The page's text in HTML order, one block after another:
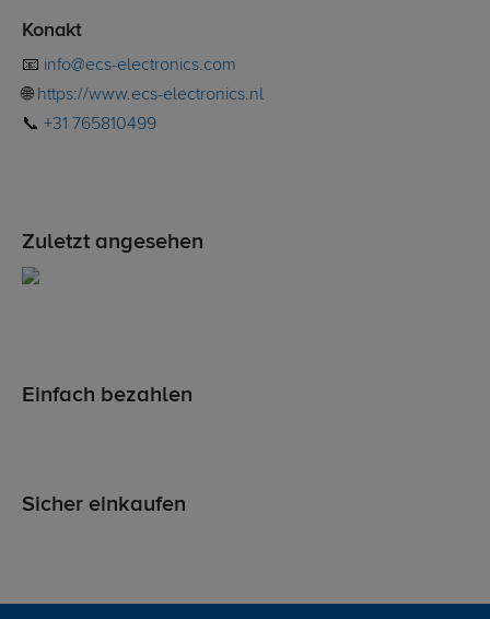
Konakt
📧 info@ecs-electronics.com
🌐 https://www.ecs-electronics.nl
📞 +31 765810499
Zuletzt angesehen
Einfach bezahlen
Sicher einkaufen